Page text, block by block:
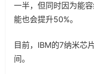
一半，但同时因为能
能也会提升50%。
目前，IBM的7纳米芯
间。